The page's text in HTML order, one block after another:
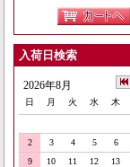
入荷日検索
2026年8月
日 月 火 水 木
2
3 4 5 6
9
10 11 12 13